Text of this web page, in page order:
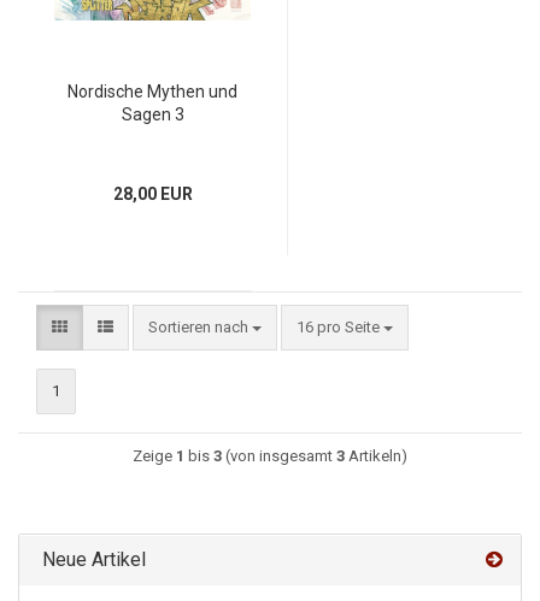
Nordische Mythen und
Sagen 3
28,00 EUR
Sortieren nach 16 pro Seite
1
Zeige 1 bis 3 (von insgesamt 3 Artikeln)
Neue Artikel